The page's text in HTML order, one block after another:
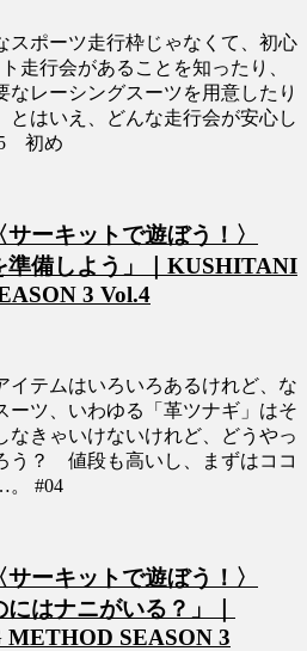
スポーツ走行枠じゃなくて、初心
走行会があることを知ったり、
なレーシングスーツを用意したり
はいえ、どんな走行会が安心し
初め
ーキットで遊ぼう！〉
準備しよう」｜KUSHITANI
3 Vol.4
イテムはいろいろあるけれど、な
ーツ、いわゆる「革ツナギ」はそ
きゃいけないけれど、どうやっ
う？ 値段も高いし、まずはココ
。 #04
ーキットで遊ぼう！〉
はナニがいる？」｜
SEASON 3